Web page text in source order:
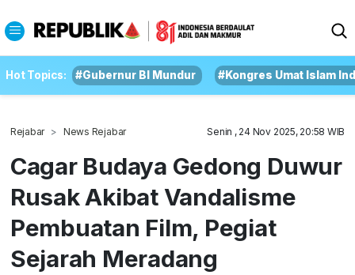
Hot Topics: #Gubernur BI Mundur #Kongres Umat Islam
Rejabar News Rejabar Senin , 24 Nov 2025, 20:58 WIB
Cagar Budaya Gedong Duwur
Rusak Akibat Vandalisme
Pembuatan Film, Pegiat
Sejarah Meradang